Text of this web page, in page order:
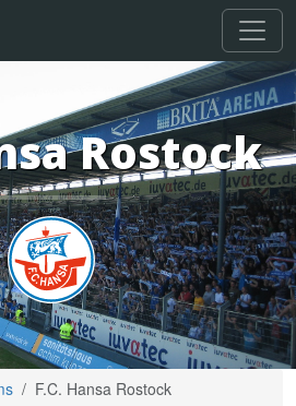
Rostock
F.C. Hansa Rostock